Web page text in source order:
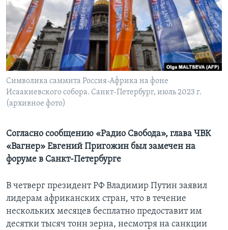
Learning English
СОЦИАЛЬНЫЕ СЕТИ
Языки
Символика саммита Россия-Африка на фоне
Исаакиевского собора. Санкт-Петербург, июль 2023 г.
(архивное фото)
Согласно сообщению «Радио Свобода», глава ЧВК
«Вагнер» Евгений Пригожин был замечен на
форуме в Санкт-Петербурге
В четверг президент РФ Владимир Путин заявил
лидерам африканских стран, что в течение
нескольких месяцев бесплатно предоставит им
десятки тысяч тонн зерна, несмотря на санкции